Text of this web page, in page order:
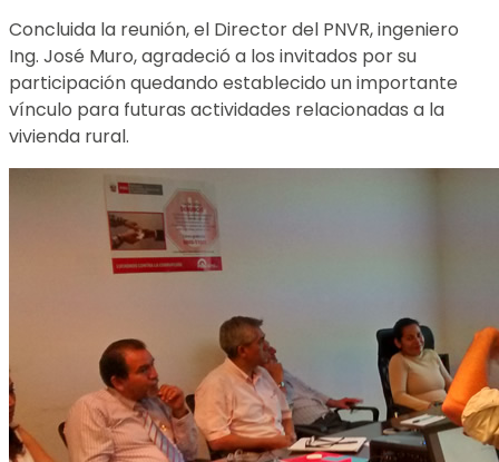
Concluida la reunión, el Director del PNVR, ingeniero
Ing. José Muro, agradeció a los invitados por su
participación quedando establecido un importante
vínculo para futuras actividades relacionadas a la
vivienda rural.